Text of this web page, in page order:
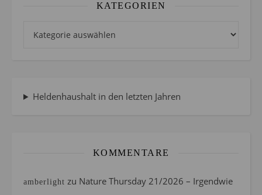
KATEGORIEN
Heldenhaushalt in den letzten Jahren
KOMMENTARE
amberlight zu Nature Thursday 21/2026 – Irgendwie